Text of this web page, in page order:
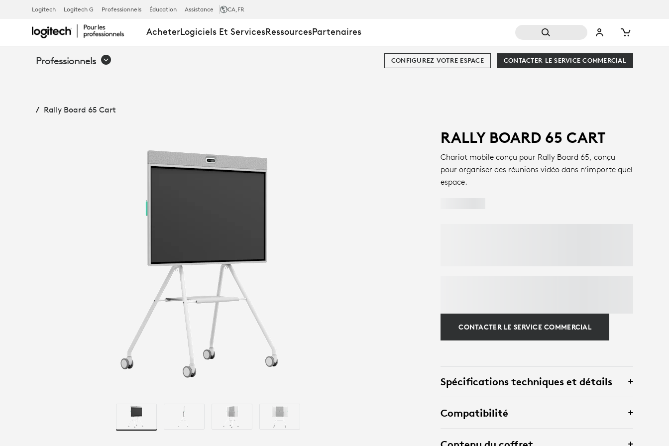
RALLY
BOARD
65
Logitech Logitech G Professionnels Éducation Assistance CA,FR
AcheterLogiciels Et ServicesRessourcesPartenaires
Professionnels CONTACTER LE SERVICE COMMERCIAL
CONFIGUREZ VOTRE ESPACE
Rally Board 65 Cart
RALLY BOARD 65 CART
Chariot mobile conçu pour Rally Board 65, conçu
pour organiser des réunions vidéo dans n’importe quel
espace.
CONTACTER LE SERVICE COMMERCIAL
Spécifications techniques et détails
Compatibilité